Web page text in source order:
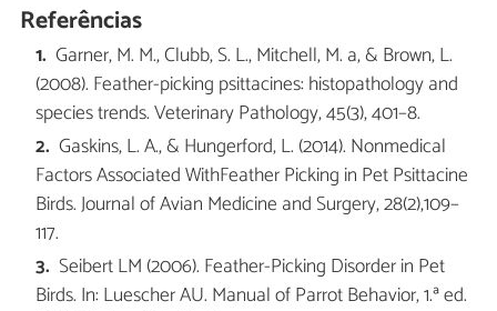
Referências
Garner, M. M., Clubb, S. L., Mitchell, M. a, & Brown, L.
(2008). Feather-picking psittacines: histopathology and
species trends. Veterinary Pathology, 45(3), 401–8.
Gaskins, L. A., & Hungerford, L. (2014). Nonmedical
Factors Associated WithFeather Picking in Pet Psittacine
Birds. Journal of Avian Medicine and Surgery, 28(2),109–
117.
Seibert LM (2006). Feather-Picking Disorder in Pet
Birds. In: Luescher AU. Manual of Parrot Behavior, 1.ª ed.